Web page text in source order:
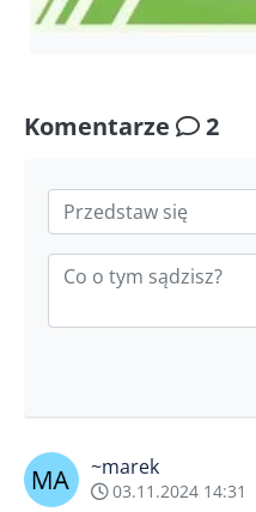
Komentarze 2
~marek
03.11.2024 14:31